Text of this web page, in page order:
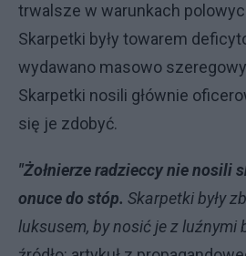
trwalsze w warunkach
Skarpetki były towarem
wydawano masowo
Skarpetki nosili głównie
się je zdobyć.
"Żołnierze radzieccy nie nosili
onuce do stóp. Skarpetki były
luksusem, by nosić je z luźnymi